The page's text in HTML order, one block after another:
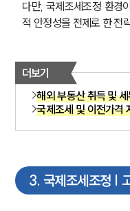
다만, 국제조세조정 환경
적 안정성을 전제로 한 전
더보기
해외 부동산 취득 및
국제조세 및 이전가격
3. 국제조세조정 |